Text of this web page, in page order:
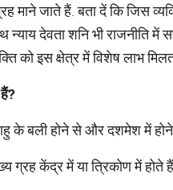
माने जाते हैं. बता दें कि जिस
न्याय देवता शनि भी
को इस क्षेत्र में विशेष लाभ
राहु के बली होने से और दशमेश में
ग्रह केंद्र में या त्रिकोण में